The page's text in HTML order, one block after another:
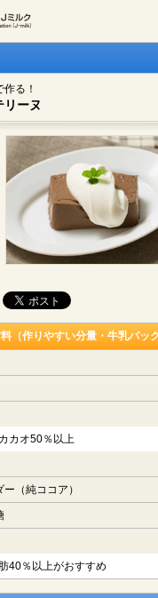
る！
リーヌ
（作りやすい分量・牛乳パッ
カオ50％以上
（純ココア）
40％以上がおすすめ